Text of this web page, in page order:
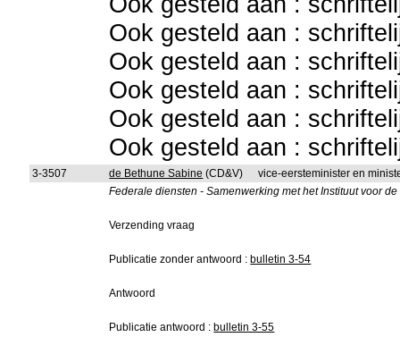
Ook gesteld aan :
Ook gesteld aan :
Ook gesteld aan :
Ook gesteld aan :
Ook gesteld aan :
3-3507 de Bethune Sabine (CD&V)
vice-eersteminister en
Federale diensten - Samenwerking met het Instituut voor
Verzending vraag
Publicatie zonder antwoord : bulletin 3-54
Antwoord
Publicatie antwoord : bulletin 3-55